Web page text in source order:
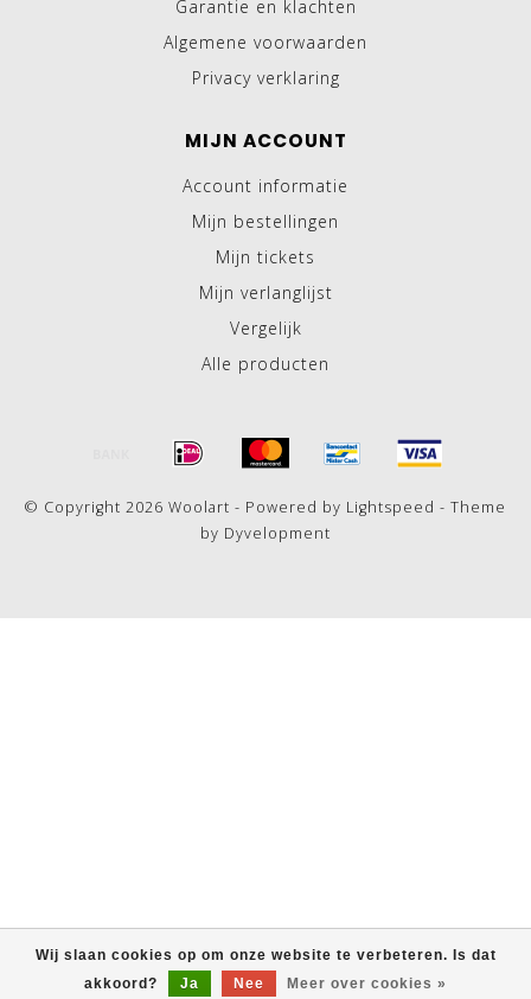
Wij slaan cookies op om onze website te verbeteren. Is dat
akkoord?
Ja Nee Meer over cookies »
Garantie en klachten
Algemene voorwaarden
Privacy verklaring
MIJN ACCOUNT
Account informatie
Mijn bestellingen
Mijn tickets
Mijn verlanglijst
Vergelijk
Alle producten
© Copyright 2026 Woolart - Powered by Lightspeed - Theme
by Dyvelopment